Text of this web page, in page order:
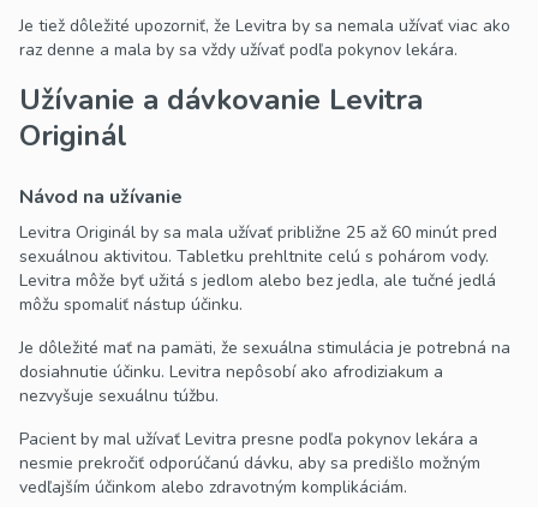
Je tiež dôležité upozorniť, že Levitra by sa nemala užívať viac ako
raz denne a mala by sa vždy užívať podľa pokynov lekára.
Užívanie a dávkovanie Levitra
Originál
Návod na užívanie
Levitra Originál by sa mala užívať približne 25 až 60 minút pred
sexuálnou aktivitou. Tabletku prehltnite celú s pohárom vody.
Levitra môže byť užitá s jedlom alebo bez jedla, ale tučné jedlá
môžu spomaliť nástup účinku.
Je dôležité mať na pamäti, že sexuálna stimulácia je potrebná na
dosiahnutie účinku. Levitra nepôsobí ako afrodiziakum a
nezvyšuje sexuálnu túžbu.
Pacient by mal užívať Levitra presne podľa pokynov lekára a
nesmie prekročiť odporúčanú dávku, aby sa predišlo možným
vedľajším účinkom alebo zdravotným komplikáciám.